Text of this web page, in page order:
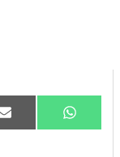
Compartir
en
Email
en